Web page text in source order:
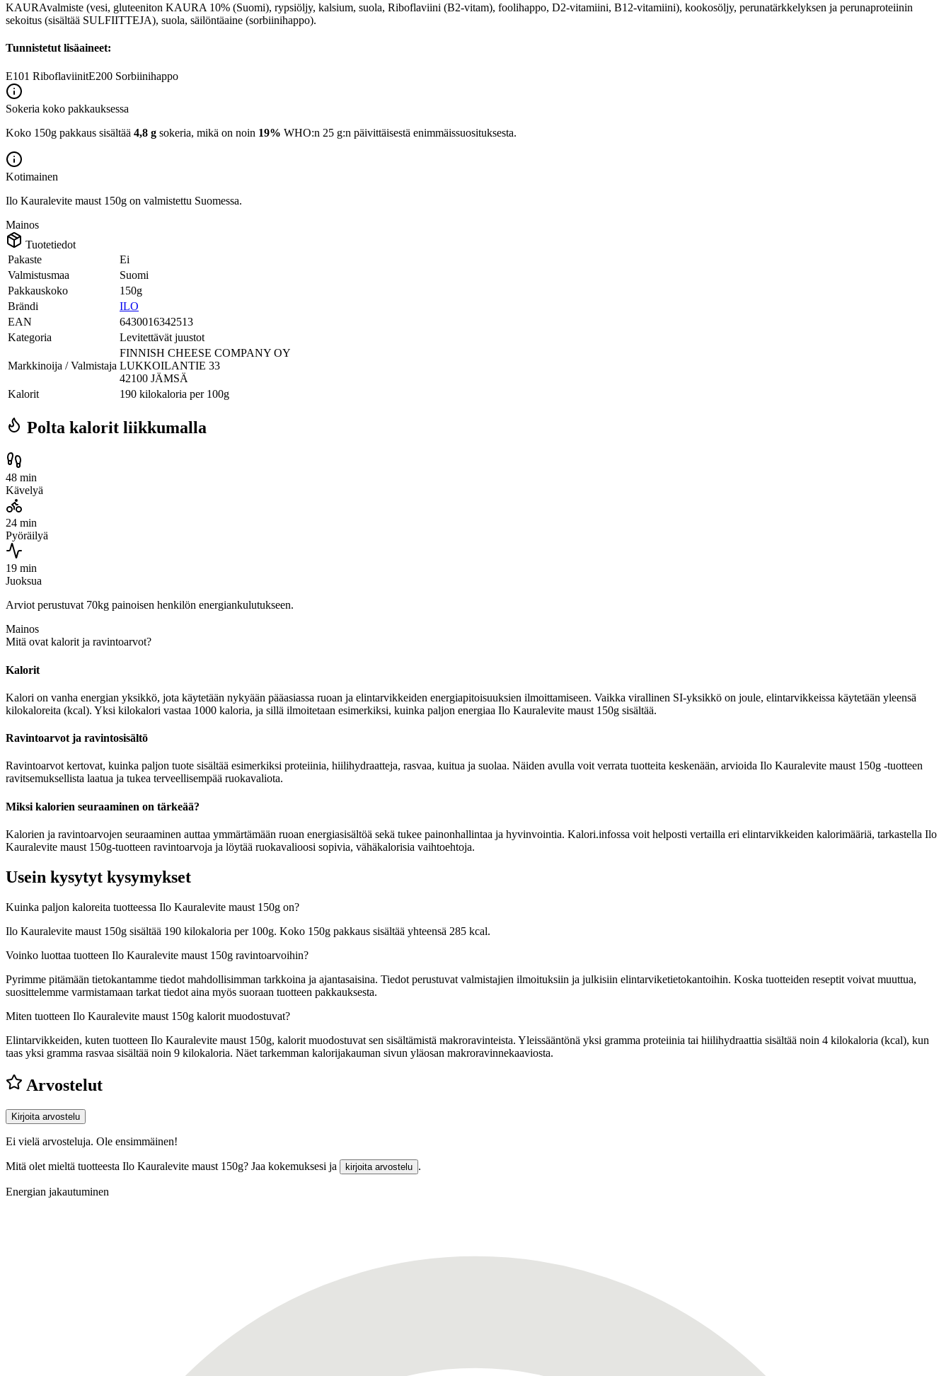
KAURAvalmiste (vesi, gluteeniton KAURA 10% (Suomi), rypsiöljy, kalsium, suola, Riboflaviini (B2-vitam), foolihappo, D2-vitamiini, B12-vitamiini), kookosöljy, perunatärkkelyksen ja perunaproteiinin
sekoitus (sisältää SULFIITTEJA), suola, säilöntäaine (sorbiinihappo).
Tunnistetut lisäaineet:
E101 RiboflaviinitE200 Sorbiinihappo
Sokeria koko pakkauksessa
Koko 150g pakkaus sisältää 4,8 g sokeria, mikä on noin 19% WHO:n 25 g:n päivittäisestä enimmäissuosituksesta.
Kotimainen
Ilo Kauralevite maust 150g on valmistettu Suomessa.
Mainos
Tuotetiedot
Pakaste
Ei
Valmistusmaa
Suomi
Pakkauskoko
150g
Brändi
ILO
EAN
6430016342513
Kategoria
Levitettävät juustot
Markkinoija / Valmistaja
FINNISH CHEESE COMPANY OY
LUKKOILANTIE 33
42100 JÄMSÄ
Kalorit
190 kilokaloria per 100g
Polta kalorit liikkumalla
48 min
Kävelyä
24 min
Pyöräilyä
19 min
Juoksua
Arviot perustuvat 70kg painoisen henkilön energiankulutukseen.
Mainos
Mitä ovat kalorit ja ravintoarvot?
Kalorit
Kalori on vanha energian yksikkö, jota käytetään nykyään pääasiassa ruoan ja elintarvikkeiden energiapitoisuuksien ilmoittamiseen. Vaikka virallinen SI-yksikkö on joule, elintarvikkeissa käytetään yleensä
kilokaloreita (kcal). Yksi kilokalori vastaa 1000 kaloria, ja sillä ilmoitetaan esimerkiksi, kuinka paljon energiaa Ilo Kauralevite maust 150g sisältää.
Ravintoarvot ja ravintosisältö
Ravintoarvot kertovat, kuinka paljon tuote sisältää esimerkiksi proteiinia, hiilihydraatteja, rasvaa, kuitua ja suolaa. Näiden avulla voit verrata tuotteita keskenään, arvioida Ilo Kauralevite maust 150g -tuotteen
ravitsemuksellista laatua ja tukea terveellisempää ruokavaliota.
Miksi kalorien seuraaminen on tärkeää?
Kalorien ja ravintoarvojen seuraaminen auttaa ymmärtämään ruoan energiasisältöä sekä tukee painonhallintaa ja hyvinvointia. Kalori.infossa voit helposti vertailla eri elintarvikkeiden kalorimääriä, tarkastella Ilo
Kauralevite maust 150g-tuotteen ravintoarvoja ja löytää ruokavalioosi sopivia, vähäkalorisia vaihtoehtoja.
Usein kysytyt kysymykset
Kuinka paljon kaloreita tuotteessa Ilo Kauralevite maust 150g on?
Ilo Kauralevite maust 150g sisältää 190 kilokaloria per 100g. Koko 150g pakkaus sisältää yhteensä 285 kcal.
Voinko luottaa tuotteen Ilo Kauralevite maust 150g ravintoarvoihin?
Pyrimme pitämään tietokantamme tiedot mahdollisimman tarkkoina ja ajantasaisina. Tiedot perustuvat valmistajien ilmoituksiin ja julkisiin elintarviketietokantoihin. Koska tuotteiden reseptit voivat muuttua,
suosittelemme varmistamaan tarkat tiedot aina myös suoraan tuotteen pakkauksesta.
Miten tuotteen Ilo Kauralevite maust 150g kalorit muodostuvat?
Elintarvikkeiden, kuten tuotteen Ilo Kauralevite maust 150g, kalorit muodostuvat sen sisältämistä makroravinteista. Yleissääntönä yksi gramma proteiinia tai hiilihydraattia sisältää noin 4 kilokaloria (kcal), kun
taas yksi gramma rasvaa sisältää noin 9 kilokaloria. Näet tarkemman kalorijakauman sivun yläosan makroravinnekaaviosta.
Arvostelut
Kirjoita arvostelu
Ei vielä arvosteluja. Ole ensimmäinen!
Mitä olet mieltä tuotteesta Ilo Kauralevite maust 150g? Jaa kokemuksesi ja kirjoita arvostelu .
Energian jakautuminen